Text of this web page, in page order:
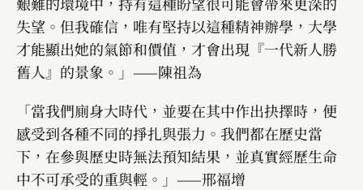
失望。但我確信，唯有堅持以這種精神辦學，大學
才能顯出她的氣節和價值，才會出現『一代新人勝
舊人』的景象。」——陳祖為
「當我們廁身大時代，並要在其中作出抉擇時，便
感受到各種不同的掙扎與張力。我們都在歷史當
下，在參與歷史時無法預知結果，並真實經歷生命
中不可承受的重與輕。」——邢福增